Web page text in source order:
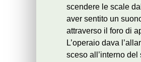
scendere le scale
aver sentito un
attraverso il foro di
L’operaio dava
sceso all’interno